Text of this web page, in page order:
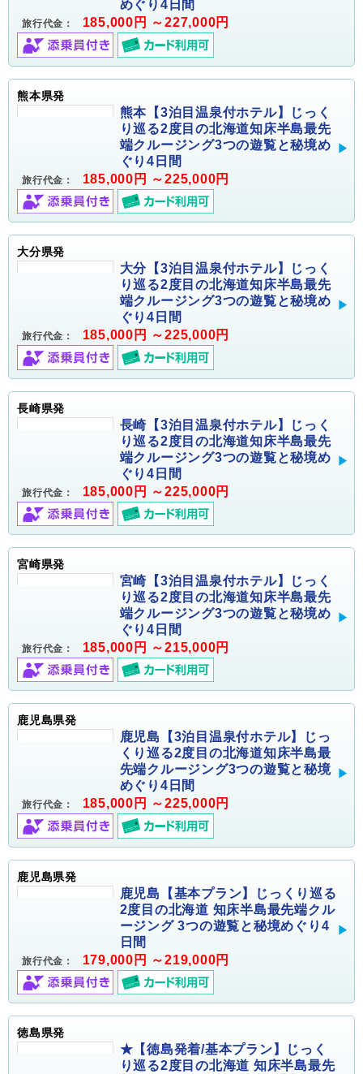
めぐり4日間
旅行代金： 185,000円 ～227,000円
熊本県発
熊本【3泊目温泉付ホテル】じっく
り巡る2度目の北海道知床半島最先
端クルージング3つの遊覧と秘境め
ぐり4日間
旅行代金： 185,000円 ～225,000円
大分県発
大分【3泊目温泉付ホテル】じっく
り巡る2度目の北海道知床半島最先
端クルージング3つの遊覧と秘境め
ぐり4日間
旅行代金： 185,000円 ～225,000円
長崎県発
長崎【3泊目温泉付ホテル】じっく
り巡る2度目の北海道知床半島最先
端クルージング3つの遊覧と秘境め
ぐり4日間
旅行代金： 185,000円 ～225,000円
宮崎県発
宮崎【3泊目温泉付ホテル】じっく
り巡る2度目の北海道知床半島最先
端クルージング3つの遊覧と秘境め
ぐり4日間
旅行代金： 185,000円 ～215,000円
鹿児島県発
鹿児島【3泊目温泉付ホテル】じっ
くり巡る2度目の北海道知床半島最
先端クルージング3つの遊覧と秘境
めぐり4日間
旅行代金： 185,000円 ～225,000円
鹿児島県発
鹿児島【基本プラン】じっくり巡る
2度目の北海道 知床半島最先端クル
ージング 3つの遊覧と秘境めぐり4
日間
旅行代金： 179,000円 ～219,000円
徳島県発
★【徳島発着/基本プラン】じっく
り巡る2度目の北海道 知床半島最先